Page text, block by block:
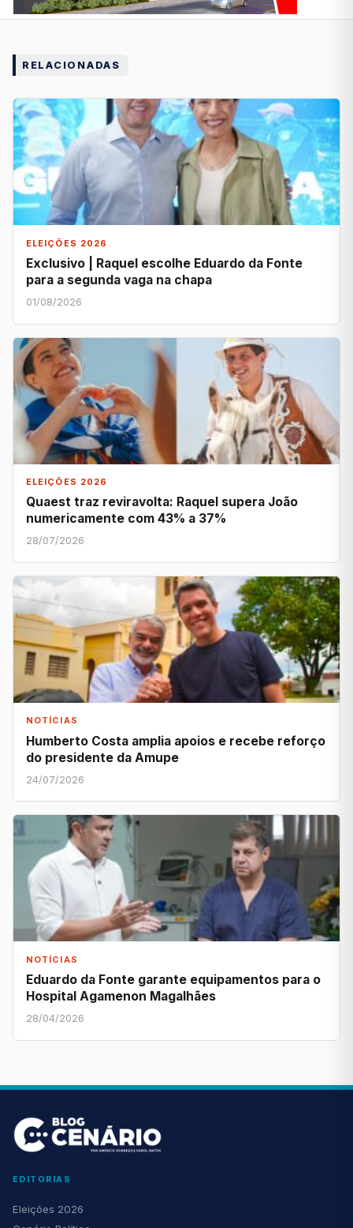
RELACIONADAS
ELEIÇÕES 2026
Exclusivo | Raquel escolhe Eduardo da Fonte
para a segunda vaga na chapa
01/08/2026
ELEIÇÕES 2026
Quaest traz reviravolta: Raquel supera João
numericamente com 43% a 37%
28/07/2026
NOTÍCIAS
Humberto Costa amplia apoios e recebe reforço
do presidente da Amupe
24/07/2026
NOTÍCIAS
Eduardo da Fonte garante equipamentos para o
Hospital Agamenon Magalhães
28/04/2026
EDITORIAS
Eleições 2026